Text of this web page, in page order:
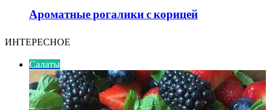
Ароматные рогалики с корицей
ИНТЕРЕСНОЕ
Салаты